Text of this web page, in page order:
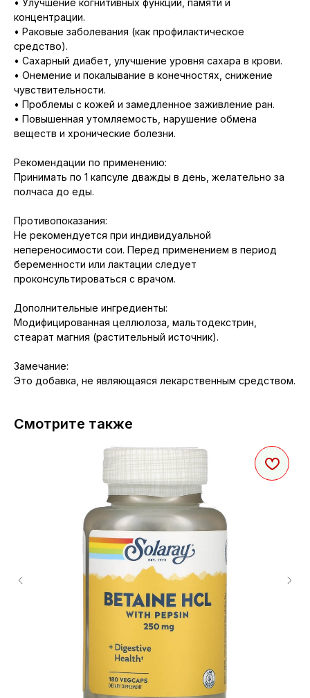
• Улучшение когнитивных функций, памяти и
концентрации.
• Раковые заболевания (как профилактическое
средство).
• Сахарный диабет, улучшение уровня сахара в крови.
• Онемение и покалывание в конечностях, снижение
чувствительности.
• Проблемы с кожей и замедленное заживление ран.
• Повышенная утомляемость, нарушение обмена
веществ и хронические болезни.
Рекомендации по применению:
Принимать по 1 капсуле дважды в день, желательно за
полчаса до еды.
Противопоказания:
Не рекомендуется при индивидуальной
непереносимости сои. Перед применением в период
беременности или лактации следует
проконсультироваться с врачом.
Дополнительные ингредиенты:
Модифицированная целлюлоза, мальтодекстрин,
стеарат магния (растительный источник).
Замечание:
Это добавка, не являющаяся лекарственным средством.
Смотрите также